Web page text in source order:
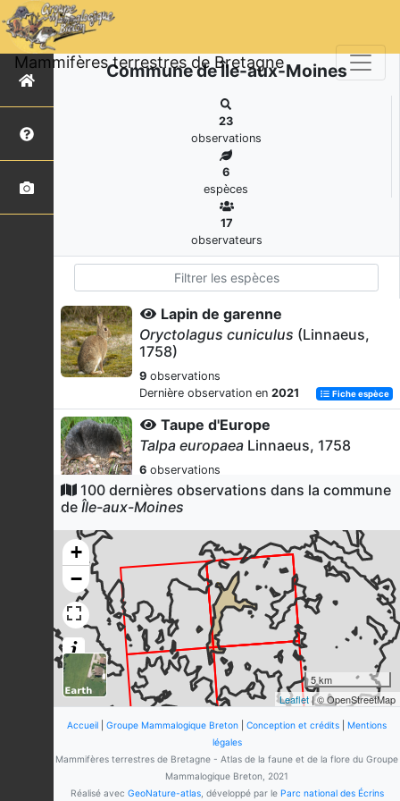
Mammifères terrestres de Bretagne
Commune de Île-aux-Moines
23
observations
6
espèces
17
observateurs
Lapin de garenne
Oryctolagus cuniculus (Linnaeus,
1758)
9 observations
Dernière observation en 2021 Fiche espèce
Taupe d'Europe
Talpa europaea Linnaeus, 1758
6 observations
Dernière observation en 2018 Fiche espèce
Écureuil roux
Sciurus vulgaris
Linnaeus, 1758
5observations
Dernière observation en
2019 Fiche espèce
Chevreuil européen
Capreolus capreolus
(Linnaeus,
1758)
1observation
Dernière observation en
2019 Fiche espèce
Mulot sylvestre
Apodemus sylvaticus
1758)
observation
100 dernières observations dans la commune
de Île-aux-Moines
+
−
5 km
Leaflet| © OpenStreetMap
Accueil Groupe Mammalogique Breton Conception et crédits
Mentions
légales
Mammifères terrestres de Bretagne - Atlas de la faune et de la flore du Groupe
Mammalogique Breton, 2021
Réalisé avec GeoNature-atlas, développé par le Parc national des Écrins